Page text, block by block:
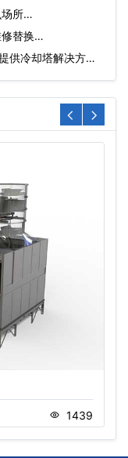
场所…
修替换…
供冷却塔解决方
1439